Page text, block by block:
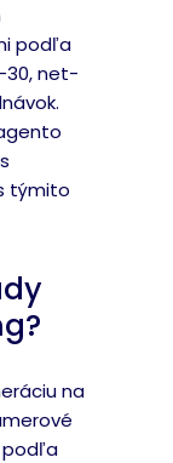
podľa
30, net-
týmito
na
podľa